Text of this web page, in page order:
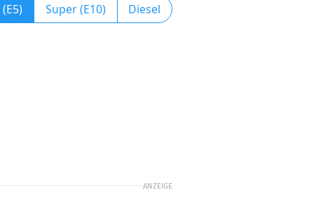
Super (E10) Diesel
ANZEIGE